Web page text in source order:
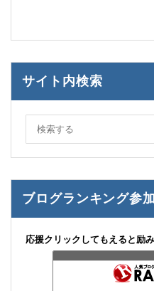
サイト内検索
ブログランキング参
応援クリックしてもえると励